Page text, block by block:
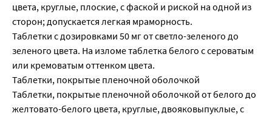
цвета, круглые, плоские, с фаской и риской на одной из
сторон; допускается легкая мраморность.
Таблетки с дозировками 50 мг от светло-зеленого до
зеленого цвета. На изломе таблетка белого с сероватым
или кремоватым оттенком цвета.
Таблетки, покрытые пленочной оболочкой
Таблетки, покрытые пленочной оболочкой от белого до
желтовато-белого цвета, круглые, двояковыпуклые, с